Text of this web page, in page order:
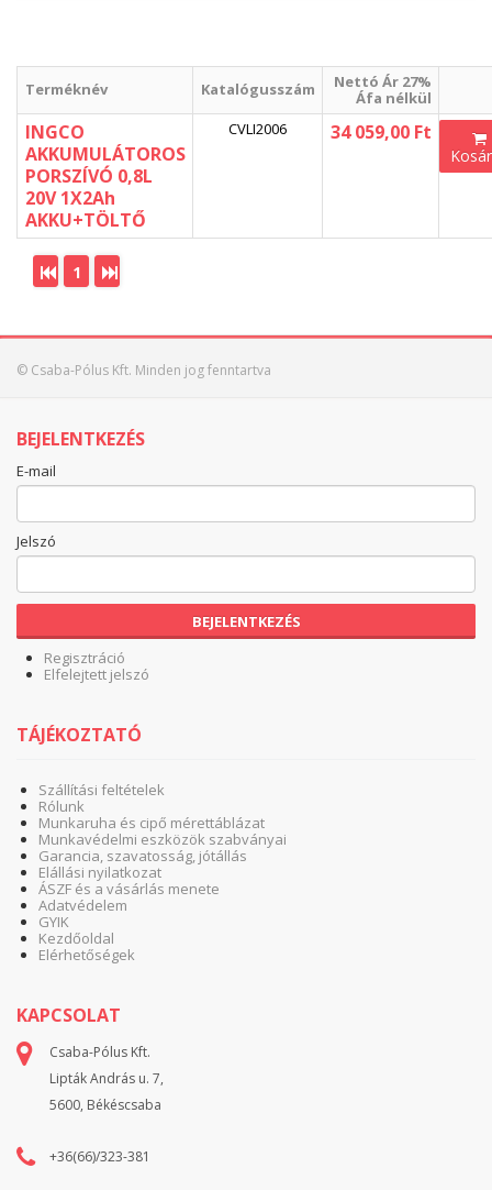
Terméknév Katalógusszám
Nettó Ár 27%
Áfa nélkül
INGCO
AKKUMULÁTOROS
PORSZÍVÓ 0,8L
20V 1X2Ah
AKKU+TÖLTŐ
CVLI2006 34 059,00 Ft
1
© Csaba-Pólus Kft. Minden jog fenntartva
BEJELENTKEZÉS
E-mail
Jelszó
BEJELENTKEZÉS
Regisztráció
Elfelejtett jelszó
TÁJÉKOZTATÓ
Szállítási feltételek
Rólunk
Munkaruha és cipő mérettáblázat
Munkavédelmi eszközök szabványai
Garancia, szavatosság, jótállás
Elállási nyilatkozat
ÁSZF és a vásárlás menete
Adatvédelem
GYIK
Kezdőoldal
Elérhetőségek
KAPCSOLAT
Csaba-Pólus Kft.
Lipták András u. 7,
5600, Békéscsaba
+36(66)/323-381